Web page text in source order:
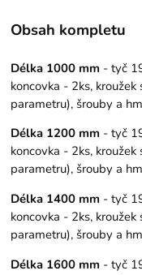
Obsah kompletu
Délka 1000 mm - tyč
koncovka - 2ks,
parametru), šrouby a
Délka 1200 mm - tyč
koncovka - 2ks,
parametru), šrouby a
Délka 1400 mm - tyč
koncovka - 2ks,
parametru), šrouby a
Délka 1600 mm - tyč